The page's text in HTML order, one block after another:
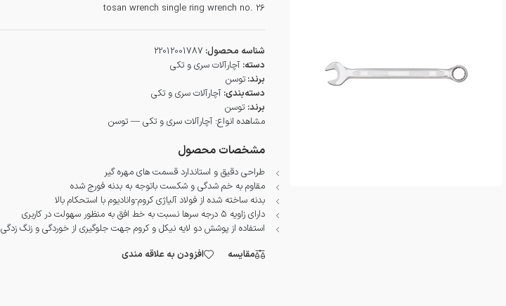
دستگاه های تخریب
tosan wrench single ring wrench no. 26
شناسه محصول: 22012001787
دسته: آچارآلات سری و تکی
برند:توسن
دسته‌بندی: آچارآلات سری و تکی
برند: توسن
مشاهده انواع:آچارآلات سری و تکی — توسن
مشخصات محصول
طراحی دقیق و استاندارد قسمت های مهره گیر
مقاوم به خم شدگی و شکست باتوجه به بدنه فورج شده
بدنه ساخته شده از فولاد آلیاژی کروم-وانادیوم با استحکام بالا
دارای زاویه ۵ درجه سرها نسبت به خط افق به منظور سهولت در کاربری
استفاده از پوشش دو لایه نیکل و کروم جهت جلوگیری از خوردگی و زنگ زدگی
مقایسه
افزودن به علاقه مندی